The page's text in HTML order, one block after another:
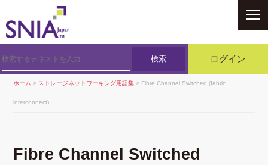
検索 ログイン
ホーム > ストレージネットワーキング用語集 > Fibre Channel Switched (fabric
interconnect)
Fibre Channel Switched